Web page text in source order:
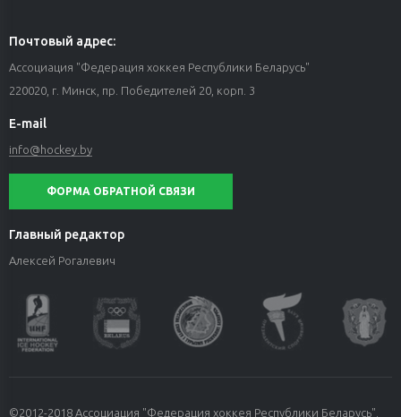
Почтовый адрес:
Ассоциация "Федерация хоккея Республики Беларусь"
220020, г. Минск, пр. Победителей 20, корп. 3
E-mail
info@hockey.by
ФОРМА ОБРАТНОЙ СВЯЗИ
Главный редактор
Алексей Рогалевич
©2012-2018 Ассоциация "Федерация хоккея Республики Беларусь".